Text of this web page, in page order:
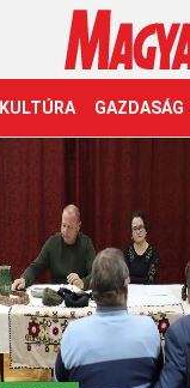
KULTÚRA GAZDASÁG